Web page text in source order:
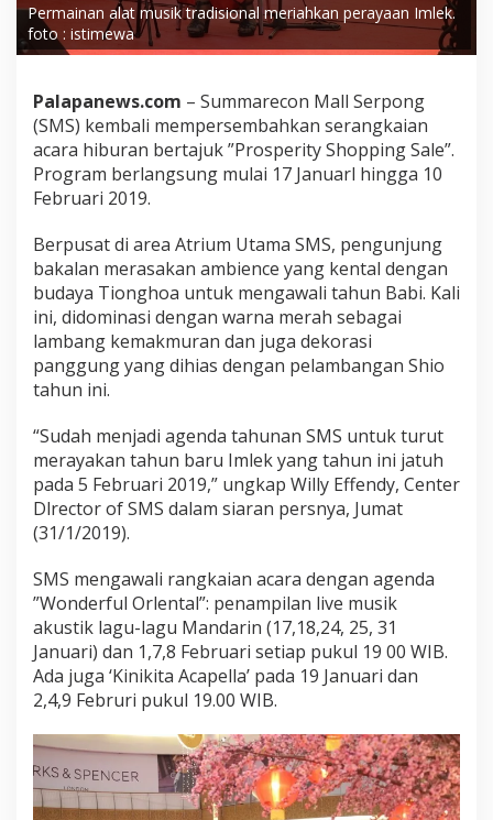
Permainan alat musik tradisional meriahkan perayaan Imlek.
foto : istimewa
Palapanews.com – Summarecon Mall Serpong
(SMS) kembali mempersembahkan serangkaian
acara hiburan bertajuk ”Prosperity Shopping Sale”.
Program berlangsung mulai 17 Januarl hingga 10
Februari 2019.
Berpusat di area Atrium Utama SMS, pengunjung
bakalan merasakan ambience yang kental dengan
budaya Tionghoa untuk mengawali tahun Babi. Kali
ini, didominasi dengan warna merah sebagai
lambang kemakmuran dan juga dekorasi
panggung yang dihias dengan pelambangan Shio
tahun ini.
“Sudah menjadi agenda tahunan SMS untuk turut
merayakan tahun baru Imlek yang tahun ini jatuh
pada 5 Februari 2019,” ungkap Willy Effendy, Center
Dlrector of SMS dalam siaran persnya, Jumat
(31/1/2019).
SMS mengawali rangkaian acara dengan agenda
”Wonderful Orlental”: penampilan live musik
akustik lagu-lagu Mandarin (17,18,24, 25, 31
Januari) dan 1,7,8 Februari setiap pukul 19 00 WIB.
Ada juga ‘Kinikita Acapella’ pada 19 Januari dan
2,4,9 Februri pukul 19.00 WIB.